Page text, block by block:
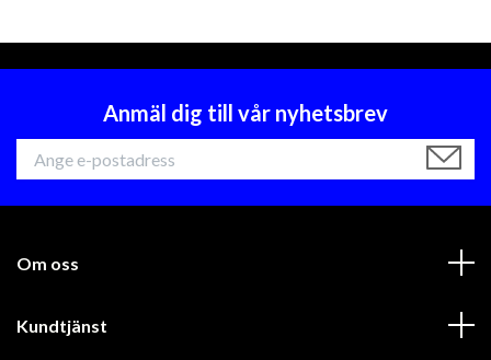
Anmäl dig till vår nyhetsbrev
Om oss
Kundtjänst